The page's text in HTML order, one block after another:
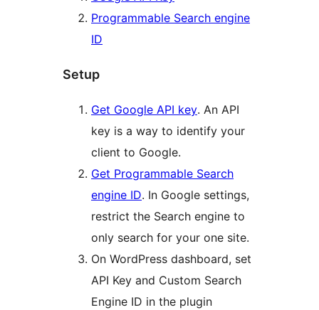
Programmable Search engine
ID
Setup
Get Google API key. An API
key is a way to identify your
client to Google.
Get Programmable Search
engine ID. In Google settings,
restrict the Search engine to
only search for your one site.
On WordPress dashboard, set
API Key and Custom Search
Engine ID in the plugin